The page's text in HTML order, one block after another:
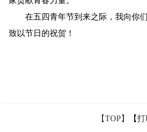
在五四青年节到来之际，我向你们
致以节日的祝贺！
【TOP】 【打